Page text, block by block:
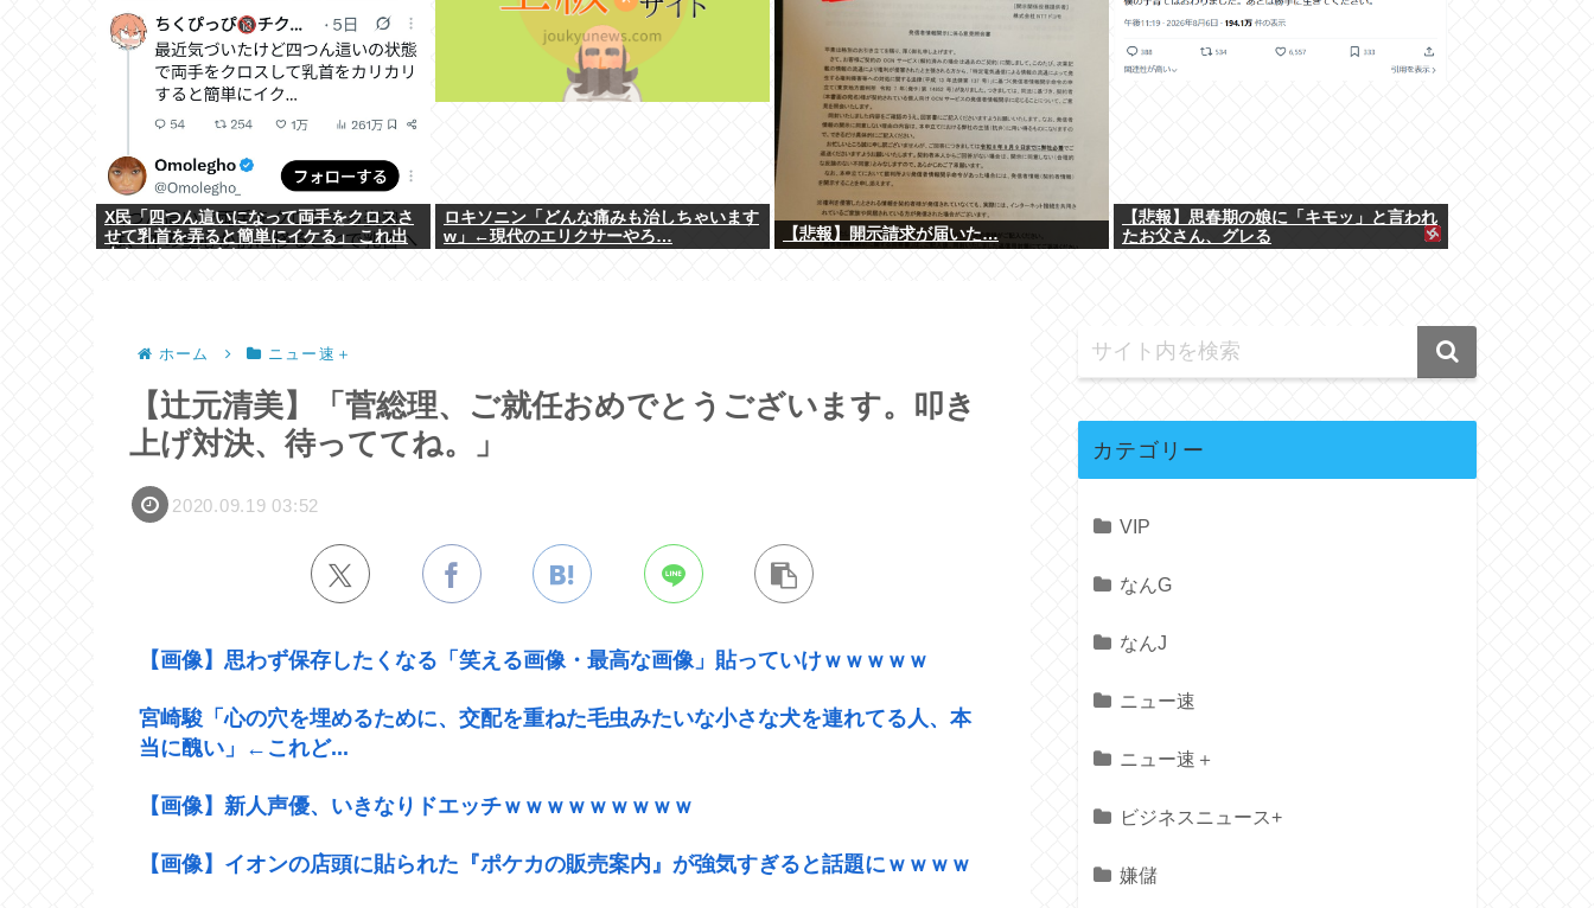
X民「四つん這いになって両手をクロスさ
せて乳首を弄ると簡単にイケる」 これ出
ロキソニン「どんな痛みも治しちゃいます
w」←現代のエリクサーやろ…
【悲報】開示請求が届いた…
【悲報】思春期の娘に「キモッ」と言われ
たお父さん、グレる
ホーム ニュー速＋
【辻元清美】「菅総理、ご就任おめでとうございます。叩き
上げ対決、待っててね。」
2020.09.19 03:52
【画像】思わず保存したくなる「笑える画像・最高な画像」貼っていけｗｗｗｗｗ
宮崎駿「心の穴を埋めるために、交配を重ねた毛虫みたいな小さな犬を連れてる人、本
当に醜い」←これど...
【画像】新人声優、いきなりドエッチｗｗｗｗｗｗｗｗｗ
【画像】イオンの店頭に貼られた『ポケカの販売案内』が強気すぎると話題にｗｗｗｗ
カテゴリー
VIP
なんG
なんJ
ニュー速
ニュー速＋
ビジネスニュース+
嫌儲